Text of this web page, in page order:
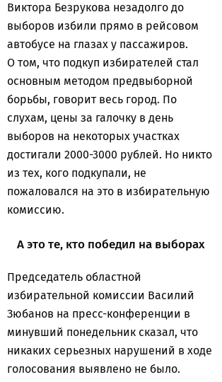
Виктора Безрукова незадолго до
выборов избили прямо в рейсовом
автобусе на глазах у пассажиров.
О том, что подкуп избирателей стал
основным методом предвыборной
борьбы, говорит весь город. По
слухам, цены за галочку в день
выборов на некоторых участках
достигали 2000-3000 рублей. Но никто
из тех, кого подкупали, не
пожаловался на это в избирательную
комиссию.
А это те, кто победил на выборах
Председатель областной
избирательной комиссии Василий
Зюбанов на пресс-конференции в
минувший понедельник сказал, что
никаких серьезных нарушений в ходе
голосования выявлено не было.